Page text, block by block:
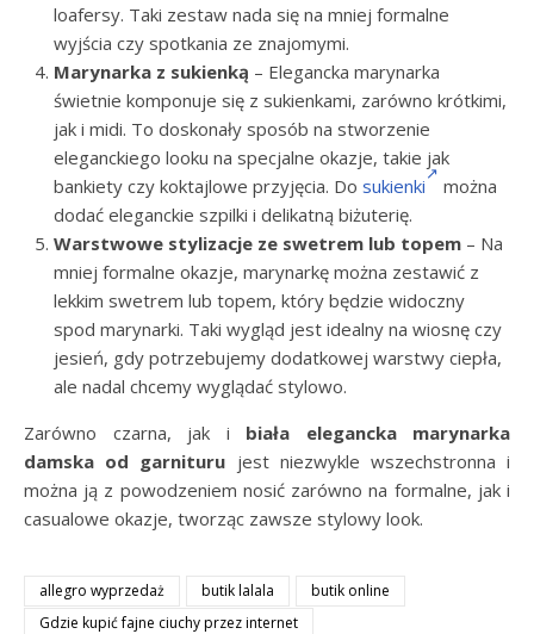
loafersy. Taki zestaw nada się na mniej formalne
wyjścia czy spotkania ze znajomymi.
Marynarka z sukienką – Elegancka marynarka
świetnie komponuje się z sukienkami, zarówno krótkimi,
jak i midi. To doskonały sposób na stworzenie
eleganckiego looku na specjalne okazje, takie jak
bankiety czy koktajlowe przyjęcia. Do sukienki
można
dodać eleganckie szpilki i delikatną biżuterię.
Warstwowe stylizacje ze swetrem lub topem – Na
mniej formalne okazje, marynarkę można zestawić z
lekkim swetrem lub topem, który będzie widoczny
spod marynarki. Taki wygląd jest idealny na wiosnę czy
jesień, gdy potrzebujemy dodatkowej warstwy ciepła,
ale nadal chcemy wyglądać stylowo.
Zarówno czarna, jak i biała elegancka marynarka
damska od garnituru jest niezwykle wszechstronna i
można ją z powodzeniem nosić zarówno na formalne, jak i
casualowe okazje, tworząc zawsze stylowy look.
allegro wyprzedaż butik lalala
butik online
Gdzie kupić fajne ciuchy przez internet